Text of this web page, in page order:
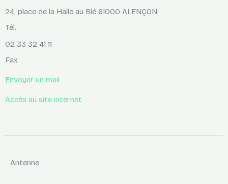
24, place de la Halle au Blé 61000 ALENÇON
Tél.
02 33 32 41 11
Fax
Envoyer un mail
Accès au site internet
Antenne